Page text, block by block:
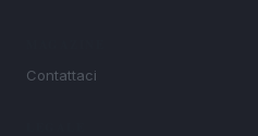
Contattaci